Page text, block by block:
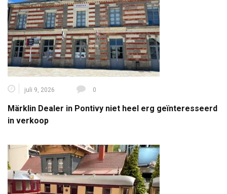
juli 9, 2026 0
Märklin Dealer in Pontivy niet heel erg geïnteresseerd
in verkoop